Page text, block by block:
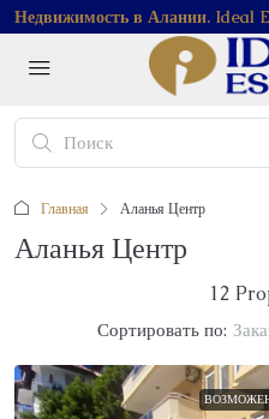
Недвижимость в Алании. Ideal
Главная Аланья Центр
Аланья Центр
12
Сортировать по: